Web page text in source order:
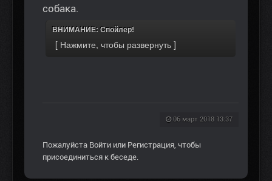
собака.
ВНИМАНИЕ: Спойлер!
06 март 2018 13:37
Пожалуйста Войти или Регистрация , чтобы
присоединиться к беседе.